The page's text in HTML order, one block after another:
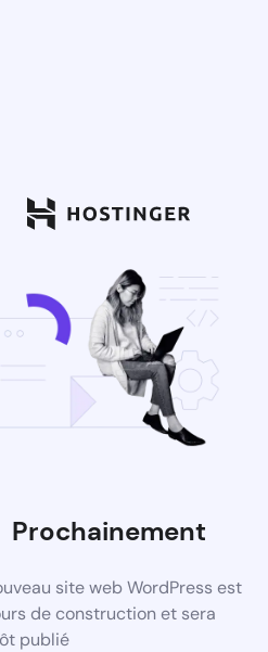
Prochainement
site web WordPress est
de construction et sera
publié